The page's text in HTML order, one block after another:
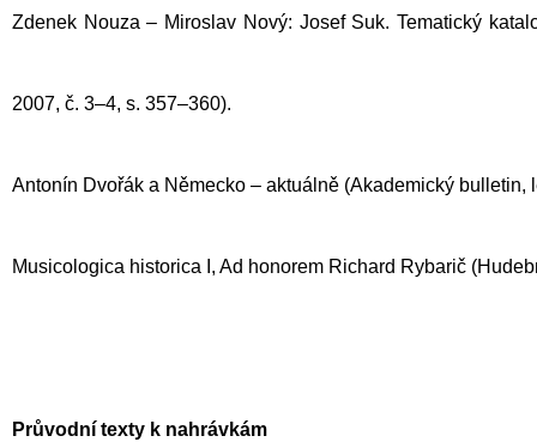
Zdenek Nouza – Miroslav Nový: Josef Suk. Tematický
2007, č. 3–4, s. 357–360).
Antonín Dvořák a Německo – aktuálně (Akademický bulletin,
Musicologica historica I, Ad honorem Richard Rybarič
Průvodní texty k nahrávkám